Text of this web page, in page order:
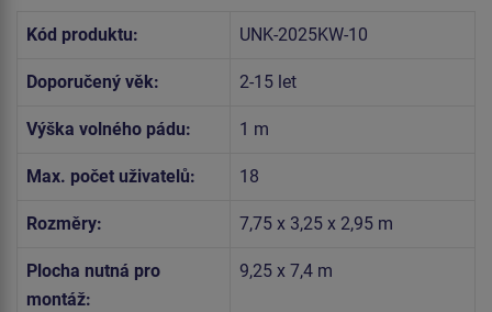
Kód produktu: UNK-2025KW-10
Doporučený věk: 2-15 let
Výška volného pádu: 1 m
Max. počet uživatelů: 18
Rozměry: 7,75 x 3,25 x 2,95 m
Plocha nutná pro
montáž:
9,25 x 7,4 m